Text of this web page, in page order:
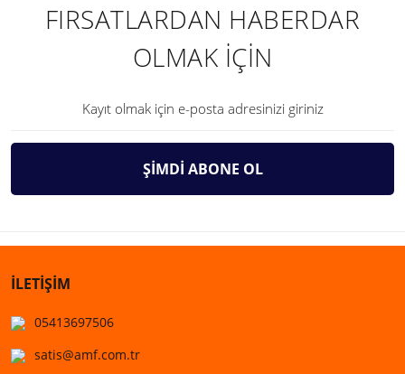
FIRSATLARDAN HABERDAR
OLMAK İÇİN
ŞİMDİ ABONE OL
İLETİŞİM
05413697506
satis@amf.com.tr